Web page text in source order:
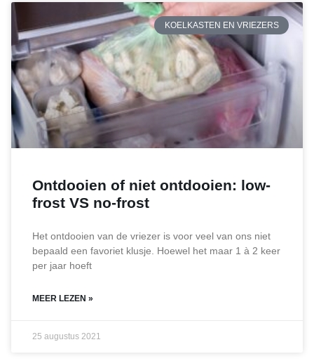
KOELKASTEN EN VRIEZERS
Ontdooien of niet ontdooien: low-
frost VS no-frost
Het ontdooien van de vriezer is voor veel van ons niet
bepaald een favoriet klusje. Hoewel het maar 1 à 2 keer
per jaar hoeft
MEER LEZEN »
25 augustus 2021